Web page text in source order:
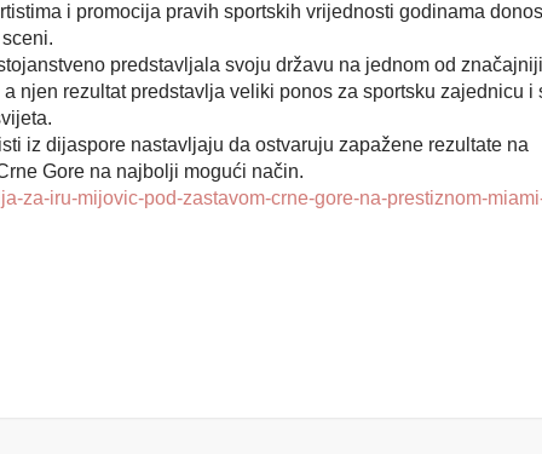
i promocija pravih sportskih vrijednosti godinama
predstavljala svoju državu na jednom od
njen rezultat predstavlja veliki ponos za sportsku zajednicu i
iz dijaspore nastavljaju da ostvaruju zapažene rezultate na
Gore na najbolji mogući način.
za-iru-mijovic-pod-zastavom-crne-gore-na-prestiznom-